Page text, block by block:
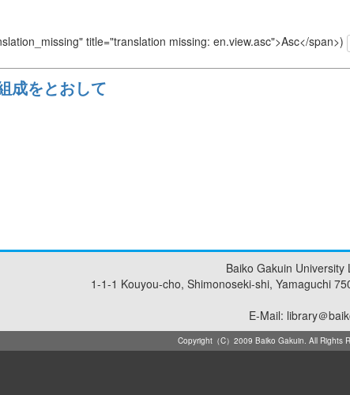
title="translation missing: en.view.asc">Asc</span>)
成をとおして
Baiko Gakuin University
1-1-1 Kouyou-cho, Shimonoseki-shi, Yamaguchi
E-Mail: library＠
Copyright（C）2009 Baiko Gakuin. All Rights